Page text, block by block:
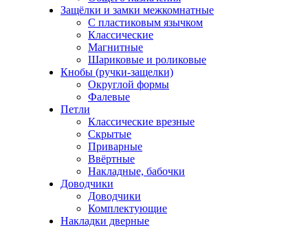
Защёлки и замки межкомнатные
С пластиковым язычком
Классические
Магнитные
Шариковые и роликовые
Кнобы (ручки-защелки)
Округлой формы
Фалевые
Петли
Классические врезные
Скрытые
Приварные
Ввёртные
Накладные, бабочки
Доводчики
Доводчики
Комплектующие
Накладки дверные